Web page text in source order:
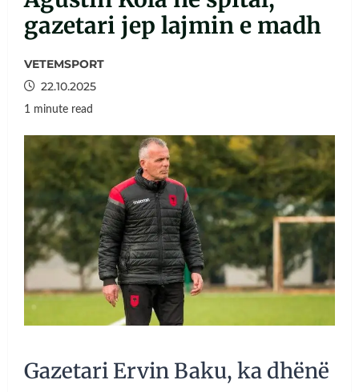
gazetari jep lajmin e madh
VETEMSPORT
22.10.2025
1 minute read
Gazetari Ervin Baku, ka dhënë